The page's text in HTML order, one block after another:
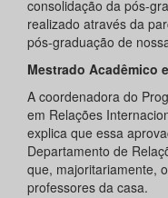
consolidação da pós-
realizado através da
pós-graduação de
Mestrado Acadêmico
A coordenadora do
em Relações
explica que essa
Departamento de
que, majoritariamente,
professores da casa.